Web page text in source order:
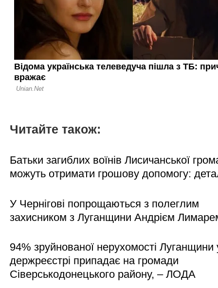
Читайте також:
Батьки загиблих воїнів Лисичанської
можуть отримати грошову допомогу:
У Чернігові попрощаються з полеглим
захисником з Луганщини Андрієм
94% зруйнованої нерухомості Луганщини
держреєстрі припадає на громади
Сіверськодонецького району, – ЛОДА